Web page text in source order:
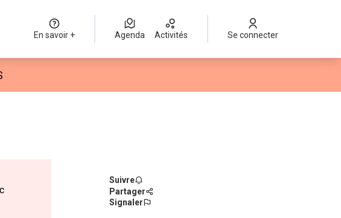
En savoir + Agenda Activités Se connecter
Suivre
Partager
Signaler